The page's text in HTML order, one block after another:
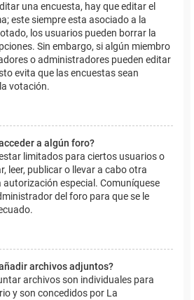
una encuesta, hay que editar el
este siempre esta asociado a la
los usuarios pueden borrar la
Sin embargo, si algún miembro
o administradores pueden editar
evita que las encuestas sean
votación.
a algún foro?
limitados para ciertos usuarios o
leer, publicar o llevar a cabo otra
especial. Comuníquese
del foro para que se le
archivos adjuntos?
archivos son individuales para
y son concedidos por La